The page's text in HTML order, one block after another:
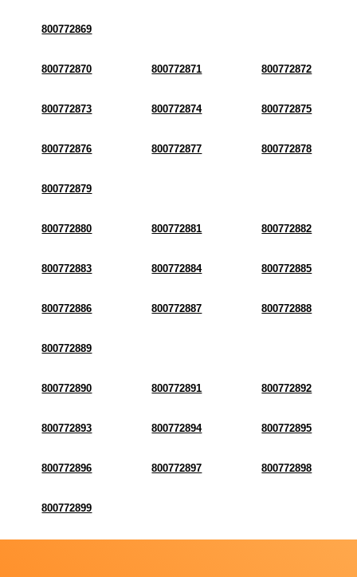
800772869
800772870 800772871 800772872
800772873 800772874 800772875
800772876 800772877 800772878
800772879
800772880 800772881 800772882
800772883 800772884 800772885
800772886 800772887 800772888
800772889
800772890 800772891 800772892
800772893 800772894 800772895
800772896 800772897 800772898
800772899